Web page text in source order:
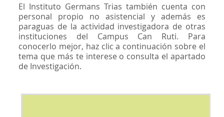
El Instituto Germans Trias también cuenta con
personal propio no asistencial y además es
paraguas de la actividad investigadora de otras
instituciones del Campus Can Ruti. Para
conocerlo mejor, haz clic a continuación sobre el
tema que más te interese o consulta el apartado
de Investigación.